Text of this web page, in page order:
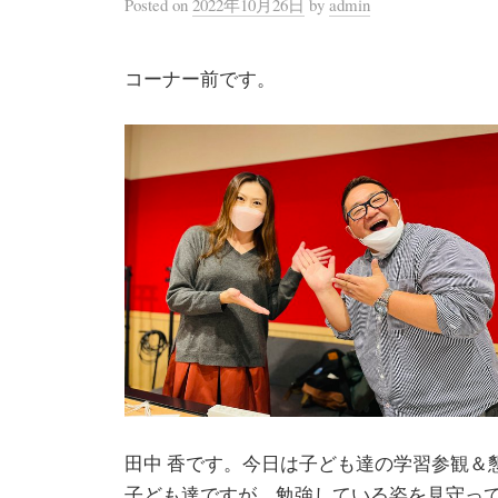
Posted on 2022年10月26日 by admin
コーナー前です。
田中 香です。今日は子ども達の学習参観